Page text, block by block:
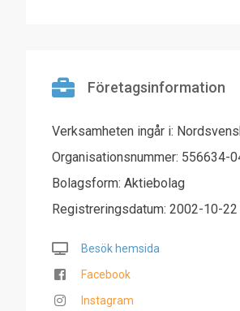
Företagsinformation
Verksamheten ingår i:
Organisationsnummer: 556634-
Bolagsform: Aktiebolag
Registreringsdatum: 2002-10-22
Besök hemsida
Facebook
Instagram